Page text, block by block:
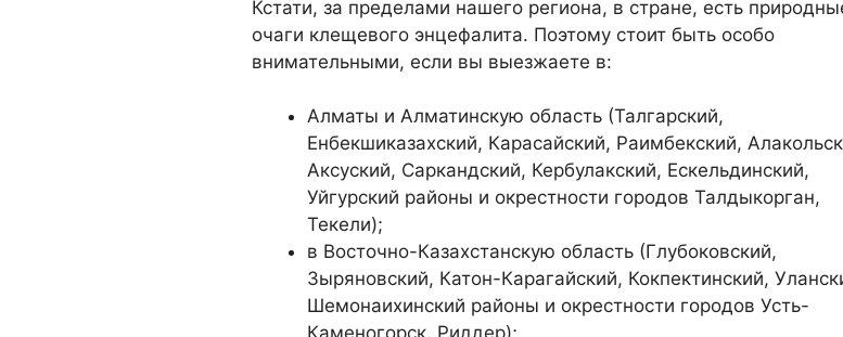
Кстати, за пределами нашего региона, в стране, есть
очаги клещевого энцефалита. Поэтому стоит быть особо
внимательными, если вы выезжаете в:
Алматы и Алматинскую область (Талгарский,
Енбекшиказахский, Карасайский, Раимбекский,
Аксуский, Саркандский, Кербулакский, Ескельдинский,
Уйгурский районы и окрестности городов Талдыкорган,
Текели);
в Восточно-Казахстанскую область (Глубоковский,
Зыряновский, Катон-Карагайский, Кокпектинский,
Шемонаихинский районы и окрестности городов Усть-